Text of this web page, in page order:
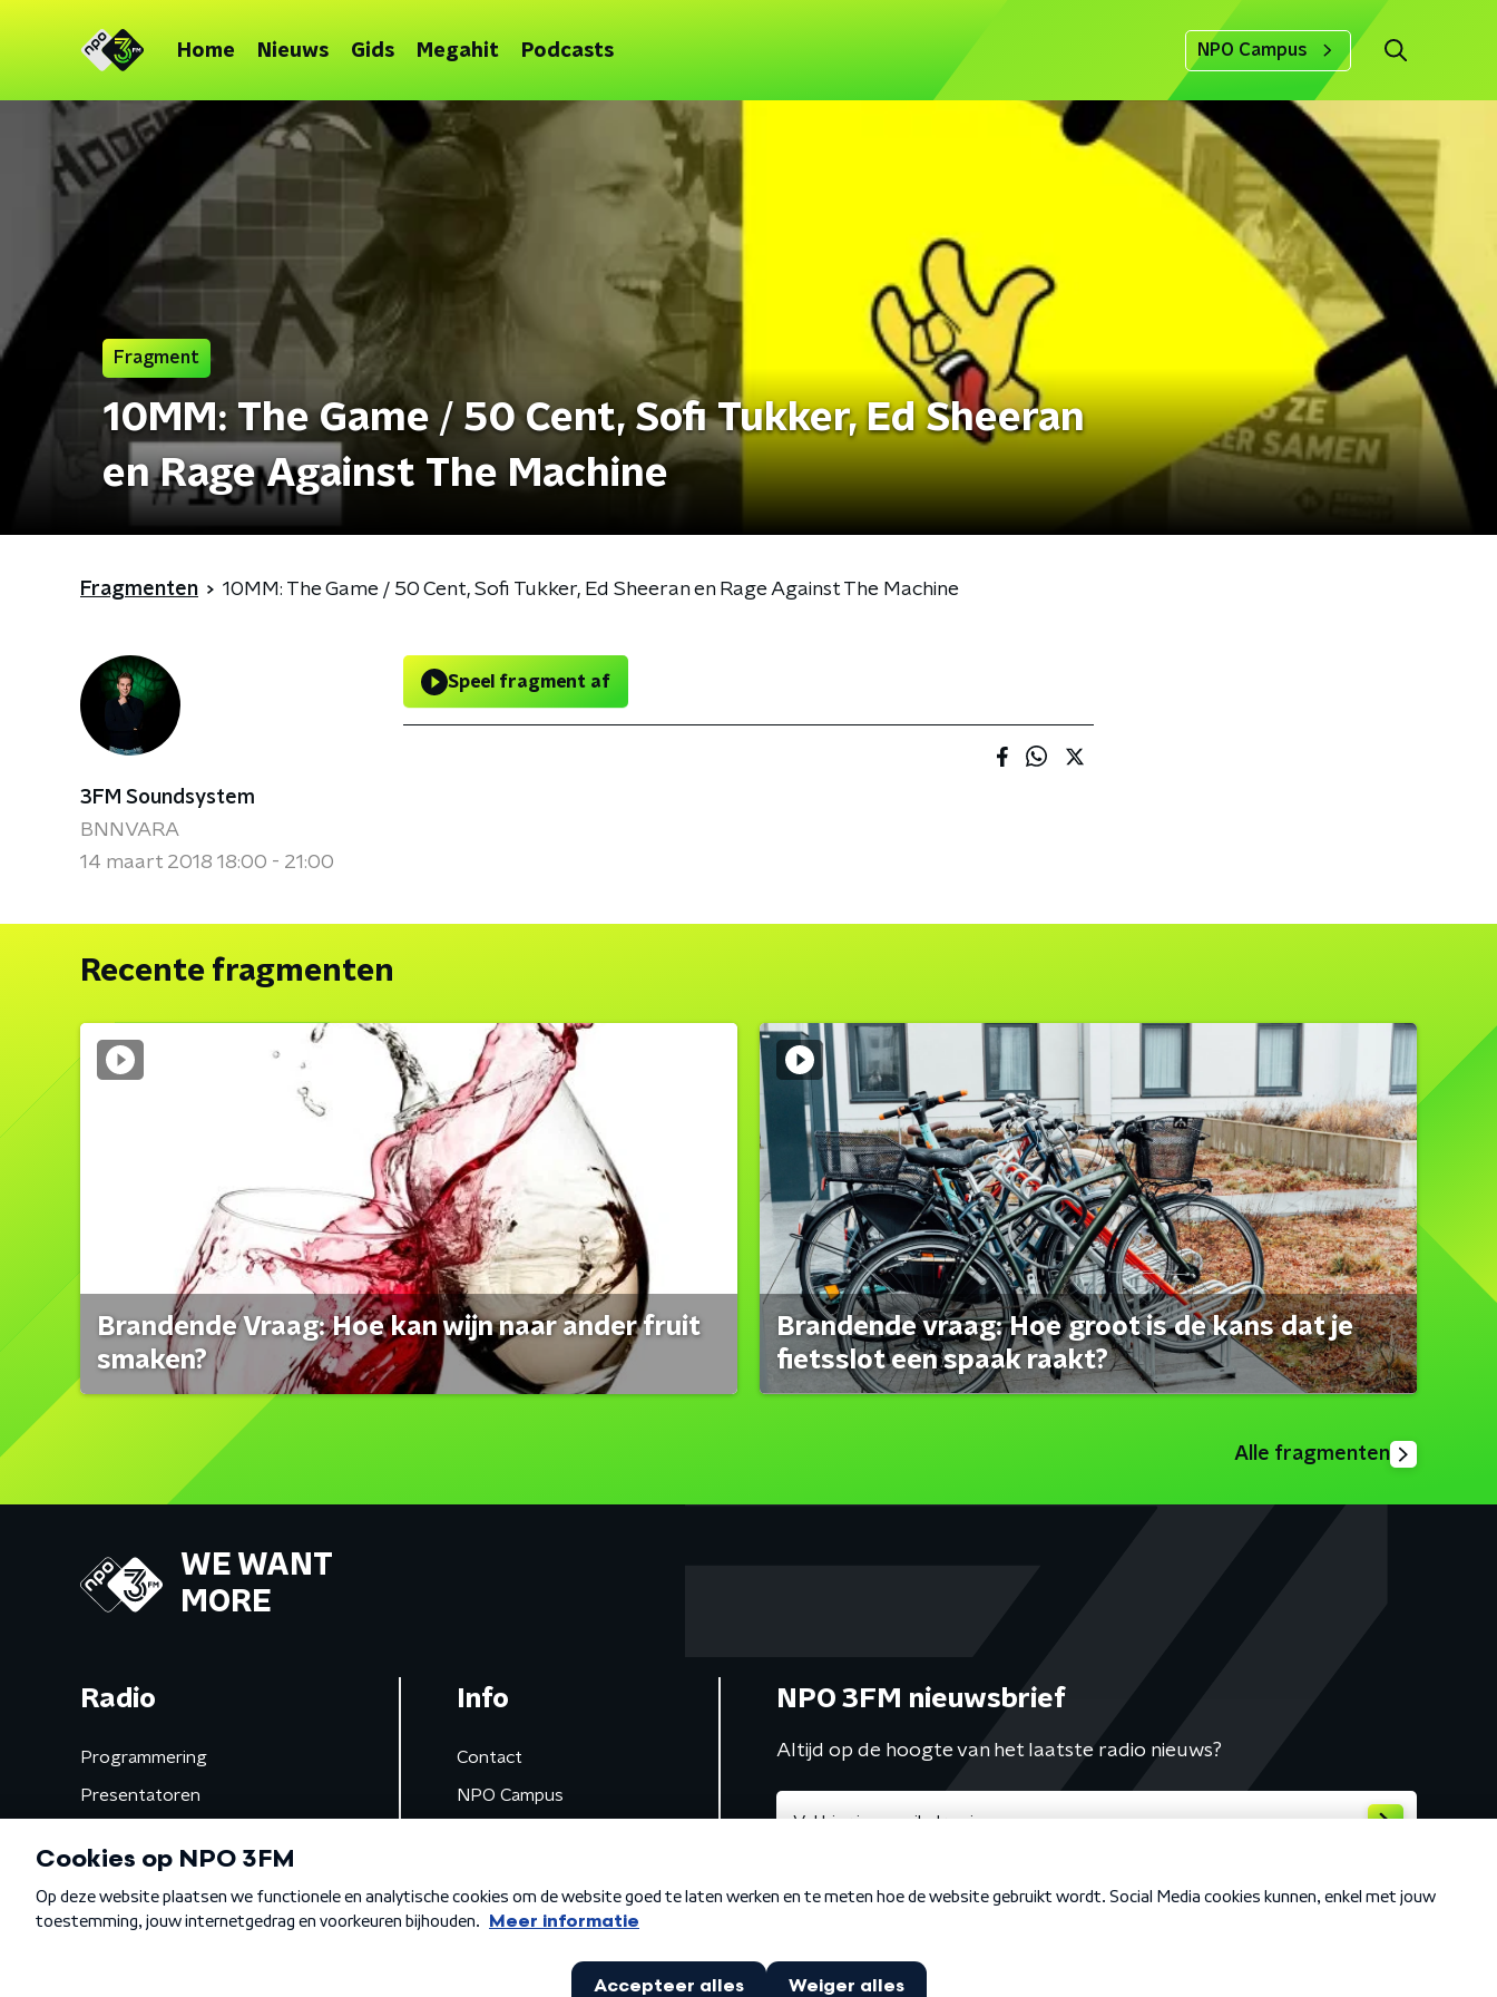
Home Nieuws Gids Megahit Podcasts NPO Campus
Fragment
10MM: The Game / 50 Cent, Sofi Tukker, Ed Sheeran
en Rage Against The Machine
Fragmenten 10MM: The Game / 50 Cent, Sofi Tukker, Ed Sheeran en Rage Against The Machine
3FM Soundsystem
BNNVARA
14 maart 2018 18:00 - 21:00
Speel fragment af
Recente fragmenten
Brandende Vraag: Hoe kan wijn naar ander fruit
smaken?
Brandende vraag: Hoe groot is de kans dat je
fietsslot een spaak raakt?
Alle fragmenten
WE WANT
MORE
Radio
Programmering
Presentatoren
Gemist
Info
Contact
NPO Campus
NPO 3FM nieuwsbrief
Altijd op de hoogte van het laatste radio nieuws?
Algemene voorwaarden Privacybeleid